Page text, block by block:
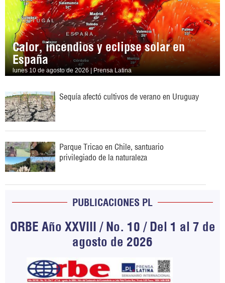
Calor, incendios y eclipse solar en
España
lunes 10 de agosto de 2026 | Prensa Latina
Sequía afectó cultivos de verano en Uruguay
Parque Tricao en Chile, santuario
privilegiado de la naturaleza
PUBLICACIONES PL
ORBE Año XXVIII / No. 10 / Del 1 al 7 de
agosto de 2026